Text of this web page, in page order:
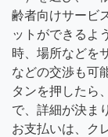
齢者向けサービ
ットができるよ
時、場所などを
などの交渉も可
タンを押したら
で、詳細が決ま
お支払いは、ク